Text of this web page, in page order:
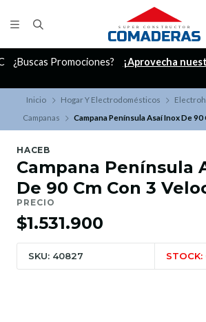
¿Buscas Promociones? ¡Aprovecha
Inicio Hogar Y Electrodomésticos
Campanas
Campana Península Asaí Inox De
HACEB
Campana Península
De 90 Cm Con 3
PRECIO
$1.531.900
SKU: 40827 STOCK: